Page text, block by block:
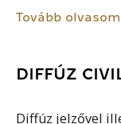
Tovább olvasom
DIFFÚZ
Diffúz jelzővel